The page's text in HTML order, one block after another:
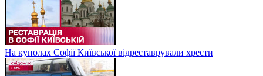
На куполах Софії Київської відреставрували хрести